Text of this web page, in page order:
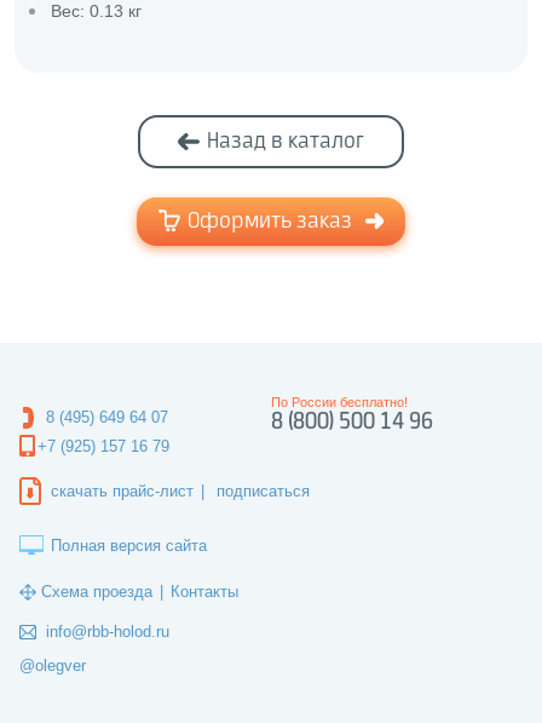
Вес: 0.13 кг
Назад в каталог
Оформить заказ
8 (495) 649 64 07
+7 (925) 157 16 79
8 (800) 500 14 96
По России бесплатно!
скачать прайс-лист подписаться
Полная версия сайта
Схема проезда Контакты
info@rbb-holod.ru
@olegver